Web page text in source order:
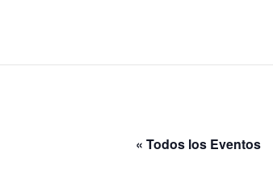
« Todos los Eventos